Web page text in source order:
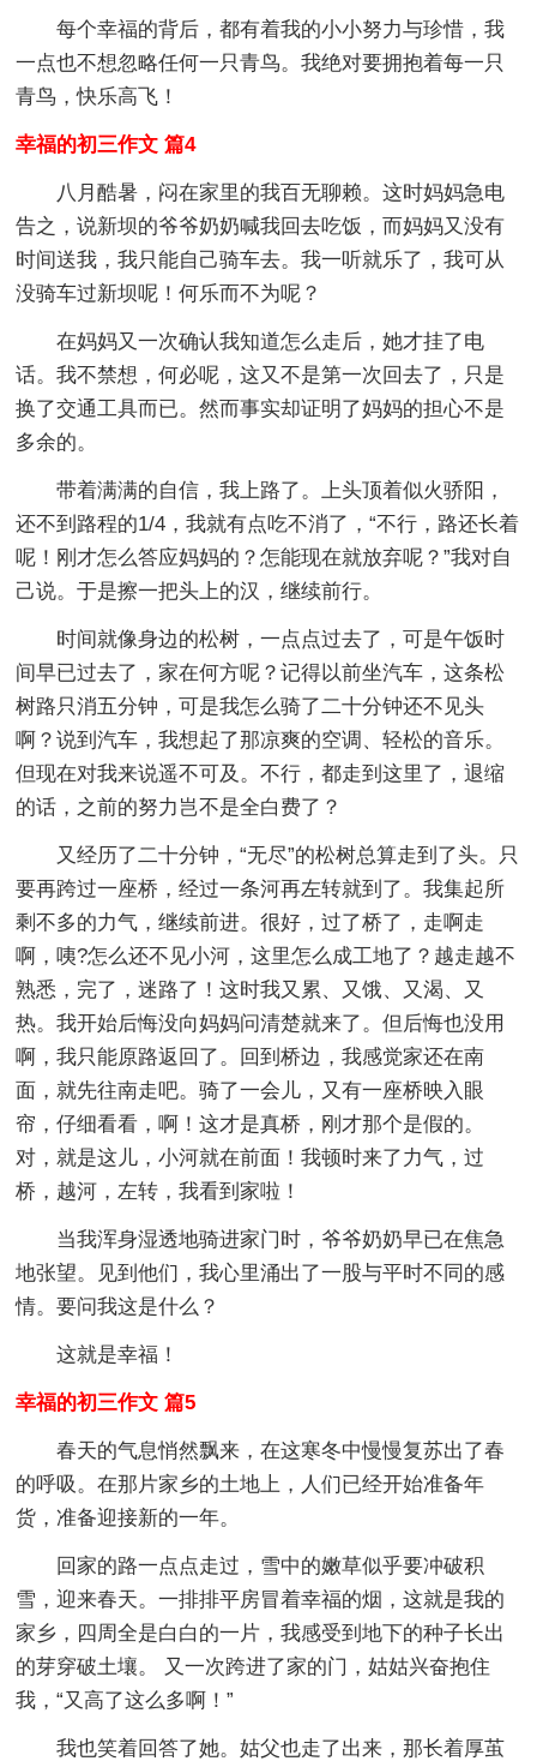
每个幸福的背后，都有着我的小小努力与珍惜，我
一点也不想忽略任何一只青鸟。我绝对要拥抱着每一只
青鸟，快乐高飞！
幸福的初三作文 篇4
八月酷暑，闷在家里的我百无聊赖。这时妈妈急电
告之，说新坝的爷爷奶奶喊我回去吃饭，而妈妈又没有
时间送我，我只能自己骑车去。我一听就乐了，我可从
没骑车过新坝呢！何乐而不为呢？
在妈妈又一次确认我知道怎么走后，她才挂了电
话。我不禁想，何必呢，这又不是第一次回去了，只是
换了交通工具而已。然而事实却证明了妈妈的担心不是
多余的。
带着满满的自信，我上路了。上头顶着似火骄阳，
还不到路程的1/4，我就有点吃不消了，“不行，路还长着
呢！刚才怎么答应妈妈的？怎能现在就放弃呢？”我对自
己说。于是擦一把头上的汉，继续前行。
时间就像身边的松树，一点点过去了，可是午饭时
间早已过去了，家在何方呢？记得以前坐汽车，这条松
树路只消五分钟，可是我怎么骑了二十分钟还不见头
啊？说到汽车，我想起了那凉爽的空调、轻松的音乐。
但现在对我来说遥不可及。不行，都走到这里了，退缩
的话，之前的努力岂不是全白费了？
又经历了二十分钟，“无尽”的松树总算走到了头。只
要再跨过一座桥，经过一条河再左转就到了。我集起所
剩不多的力气，继续前进。很好，过了桥了，走啊走
啊，咦?怎么还不见小河，这里怎么成工地了？越走越不
熟悉，完了，迷路了！这时我又累、又饿、又渴、又
热。我开始后悔没向妈妈问清楚就来了。但后悔也没用
啊，我只能原路返回了。回到桥边，我感觉家还在南
面，就先往南走吧。骑了一会儿，又有一座桥映入眼
帘，仔细看看，啊！这才是真桥，刚才那个是假的。
对，就是这儿，小河就在前面！我顿时来了力气，过
桥，越河，左转，我看到家啦！
当我浑身湿透地骑进家门时，爷爷奶奶早已在焦急
地张望。见到他们，我心里涌出了一股与平时不同的感
情。要问我这是什么？
这就是幸福！
幸福的初三作文 篇5
春天的气息悄然飘来，在这寒冬中慢慢复苏出了春
的呼吸。在那片家乡的土地上，人们已经开始准备年
货，准备迎接新的一年。
回家的路一点点走过，雪中的嫩草似乎要冲破积
雪，迎来春天。一排排平房冒着幸福的烟，这就是我的
家乡，四周全是白白的一片，我感受到地下的种子长出
的芽穿破土壤。 又一次跨进了家的门，姑姑兴奋抱住
我，“又高了这么多啊！”
我也笑着回答了她。姑父也走了出来，那长着厚茧